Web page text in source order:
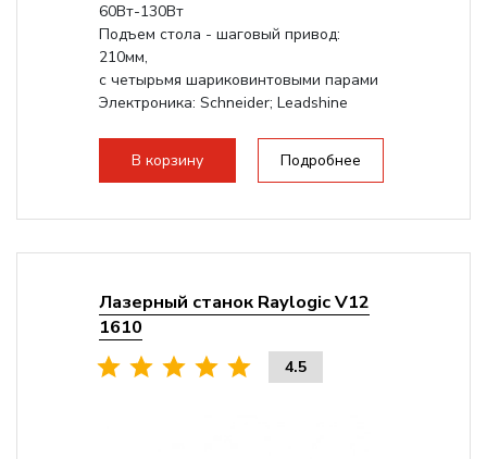
60Вт-130Вт
Подъем стола - шаговый привод:
210мм,
с четырьмя шариковинтовыми парами
Электроника: Schneider; Leadshine
В корзину Подробнее
Лазерный станок Raylogic V12
1610
4.5